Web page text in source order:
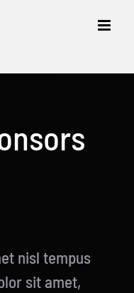
nisl tempus
sit amet,